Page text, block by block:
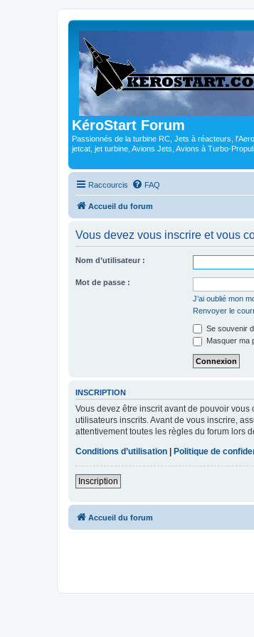
KéroStart Forum
Passionnés de la turbine RC, Jets à réacteurs,
jetcat, jet turbine, Avions Jets, Avions à Turbo-
Raccourcis FAQ
Accueil du forum
Vous devez vous inscrire et vous
Nom d’utilisateur :
Mot de passe :
J’ai oublié mon
Renvoyer le
Se souvenir
Masquer ma
INSCRIPTION
Vous devez être inscrit avant de pouvoir
utilisateurs inscrits. Avant de vous inscrire,
attentivement toutes les règles du forum lors
Conditions d’utilisation
Politique de
Inscription
Accueil du forum